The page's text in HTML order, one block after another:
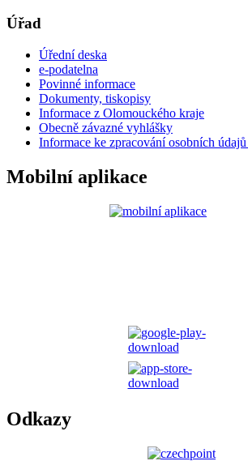
Úřad
Úřední deska
e-podatelna
Povinné informace
Dokumenty, tiskopisy
Informace z Olomouckého kraje
Obecně závazné vyhlášky
Informace ke zpracování osobních
Mobilní aplikace
Odkazy